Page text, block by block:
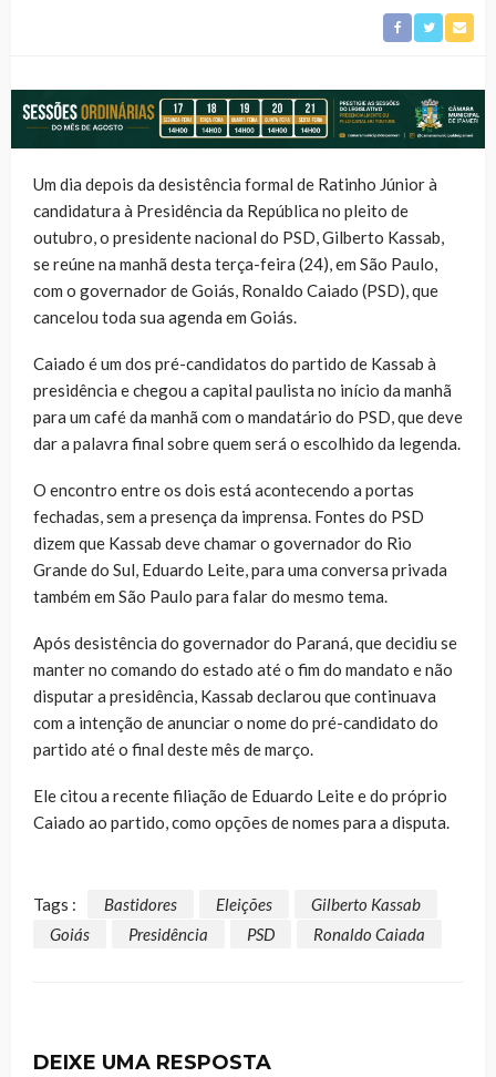
Um dia depois da desistência formal de Ratinho Júnior à
candidatura à Presidência da República no pleito de
outubro, o presidente nacional do PSD, Gilberto Kassab,
se reúne na manhã desta terça-feira (24), em São Paulo,
com o governador de Goiás, Ronaldo Caiado (PSD), que
cancelou toda sua agenda em Goiás.
Caiado é um dos pré-candidatos do partido de Kassab à
presidência e chegou a capital paulista no início da manhã
para um café da manhã com o mandatário do PSD, que deve
dar a palavra final sobre quem será o escolhido da legenda.
O encontro entre os dois está acontecendo a portas
fechadas, sem a presença da imprensa. Fontes do PSD
dizem que Kassab deve chamar o governador do Rio
Grande do Sul, Eduardo Leite, para uma conversa privada
também em São Paulo para falar do mesmo tema.
Após desistência do governador do Paraná, que decidiu se
manter no comando do estado até o fim do mandato e não
disputar a presidência, Kassab declarou que continuava
com a intenção de anunciar o nome do pré-candidato do
partido até o final deste mês de março.
Ele citou a recente filiação de Eduardo Leite e do próprio
Caiado ao partido, como opções de nomes para a disputa.
Tags : Bastidores Eleições
Gilberto Kassab
Goiás
Presidência PSD Ronaldo Caiada
DEIXE UMA RESPOSTA